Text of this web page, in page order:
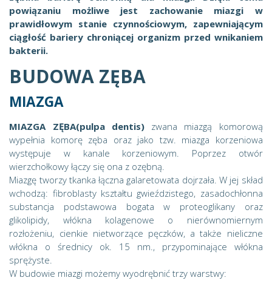
powiązaniu możliwe jest zachowanie miazgi w
prawidłowym stanie czynnościowym, zapewniającym
ciągłość bariery chroniącej organizm przed wnikaniem
bakterii.
BUDOWA ZĘBA
MIAZGA
MIAZGA ZĘBA(pulpa dentis)zwana miazgą komorową
wypełnia komorę zęba oraz jako tzw. miazga korzeniowa
występuje w kanale korzeniowym. Poprzez otwór
wierzchołkowy łączy się ona z ozębną.
Miazgę tworzy tkanka łączna galaretowata dojrzała. W jej skład
wchodzą: fibroblasty kształtu gwieździstego, zasadochłonna
substancja podstawowa bogata w proteoglikany oraz
glikolipidy, włókna kolagenowe o nierównomiernym
rozłożeniu, cienkie nietworzące pęczków, a także nieliczne
włókna o średnicy ok. 15 nm., przypominające włókna
sprężyste.
W budowie miazgi możemy wyodrębnić trzy warstwy: